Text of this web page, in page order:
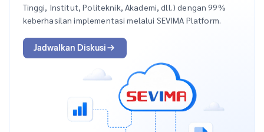
Tinggi, Institut, Politeknik, Akademi, dll.) dengan 99%
keberhasilan implementasi melalui SEVIMA Platform.
Jadwalkan Diskusi